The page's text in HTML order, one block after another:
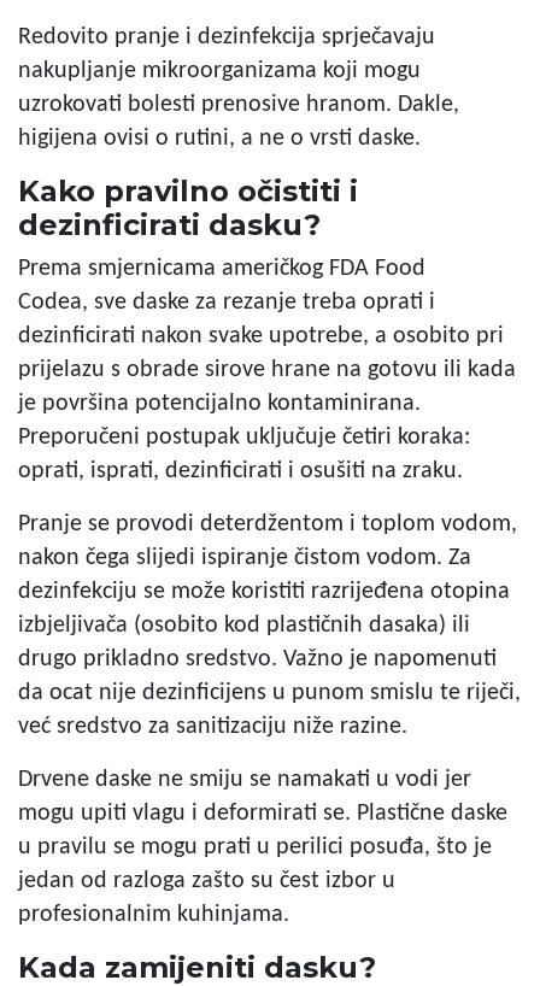
Redovito pranje i dezinfekcija sprječavaju
nakupljanje mikroorganizama koji mogu
uzrokovati bolesti prenosive hranom. Dakle,
higijena ovisi o rutini, a ne o vrsti daske.
Kako pravilno očistiti i
dezinficirati dasku?
Prema smjernicama američkog FDA Food
Codea, sve daske za rezanje treba oprati i
dezinficirati nakon svake upotrebe, a osobito pri
prijelazu s obrade sirove hrane na gotovu ili kada
je površina potencijalno kontaminirana.
Preporučeni postupak uključuje četiri koraka:
oprati, isprati, dezinficirati i osušiti na zraku.
Pranje se provodi deterdžentom i toplom vodom,
nakon čega slijedi ispiranje čistom vodom. Za
dezinfekciju se može koristiti razrijeđena otopina
izbjeljivača (osobito kod plastičnih dasaka) ili
drugo prikladno sredstvo. Važno je napomenuti
da ocat nije dezinficijens u punom smislu te riječi,
već sredstvo za sanitizaciju niže razine.
Drvene daske ne smiju se namakati u vodi jer
mogu upiti vlagu i deformirati se. Plastične daske
u pravilu se mogu prati u perilici posuđa, što je
jedan od razloga zašto su čest izbor u
profesionalnim kuhinjama.
Kada zamijeniti dasku?